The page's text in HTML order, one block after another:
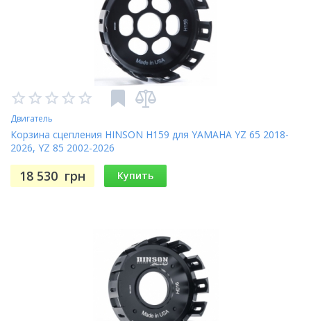
Двигатель
Корзина сцепления HINSON H159 для YAMAHA YZ 65 2018-
2026, YZ 85 2002-2026
18 530 грн Купить